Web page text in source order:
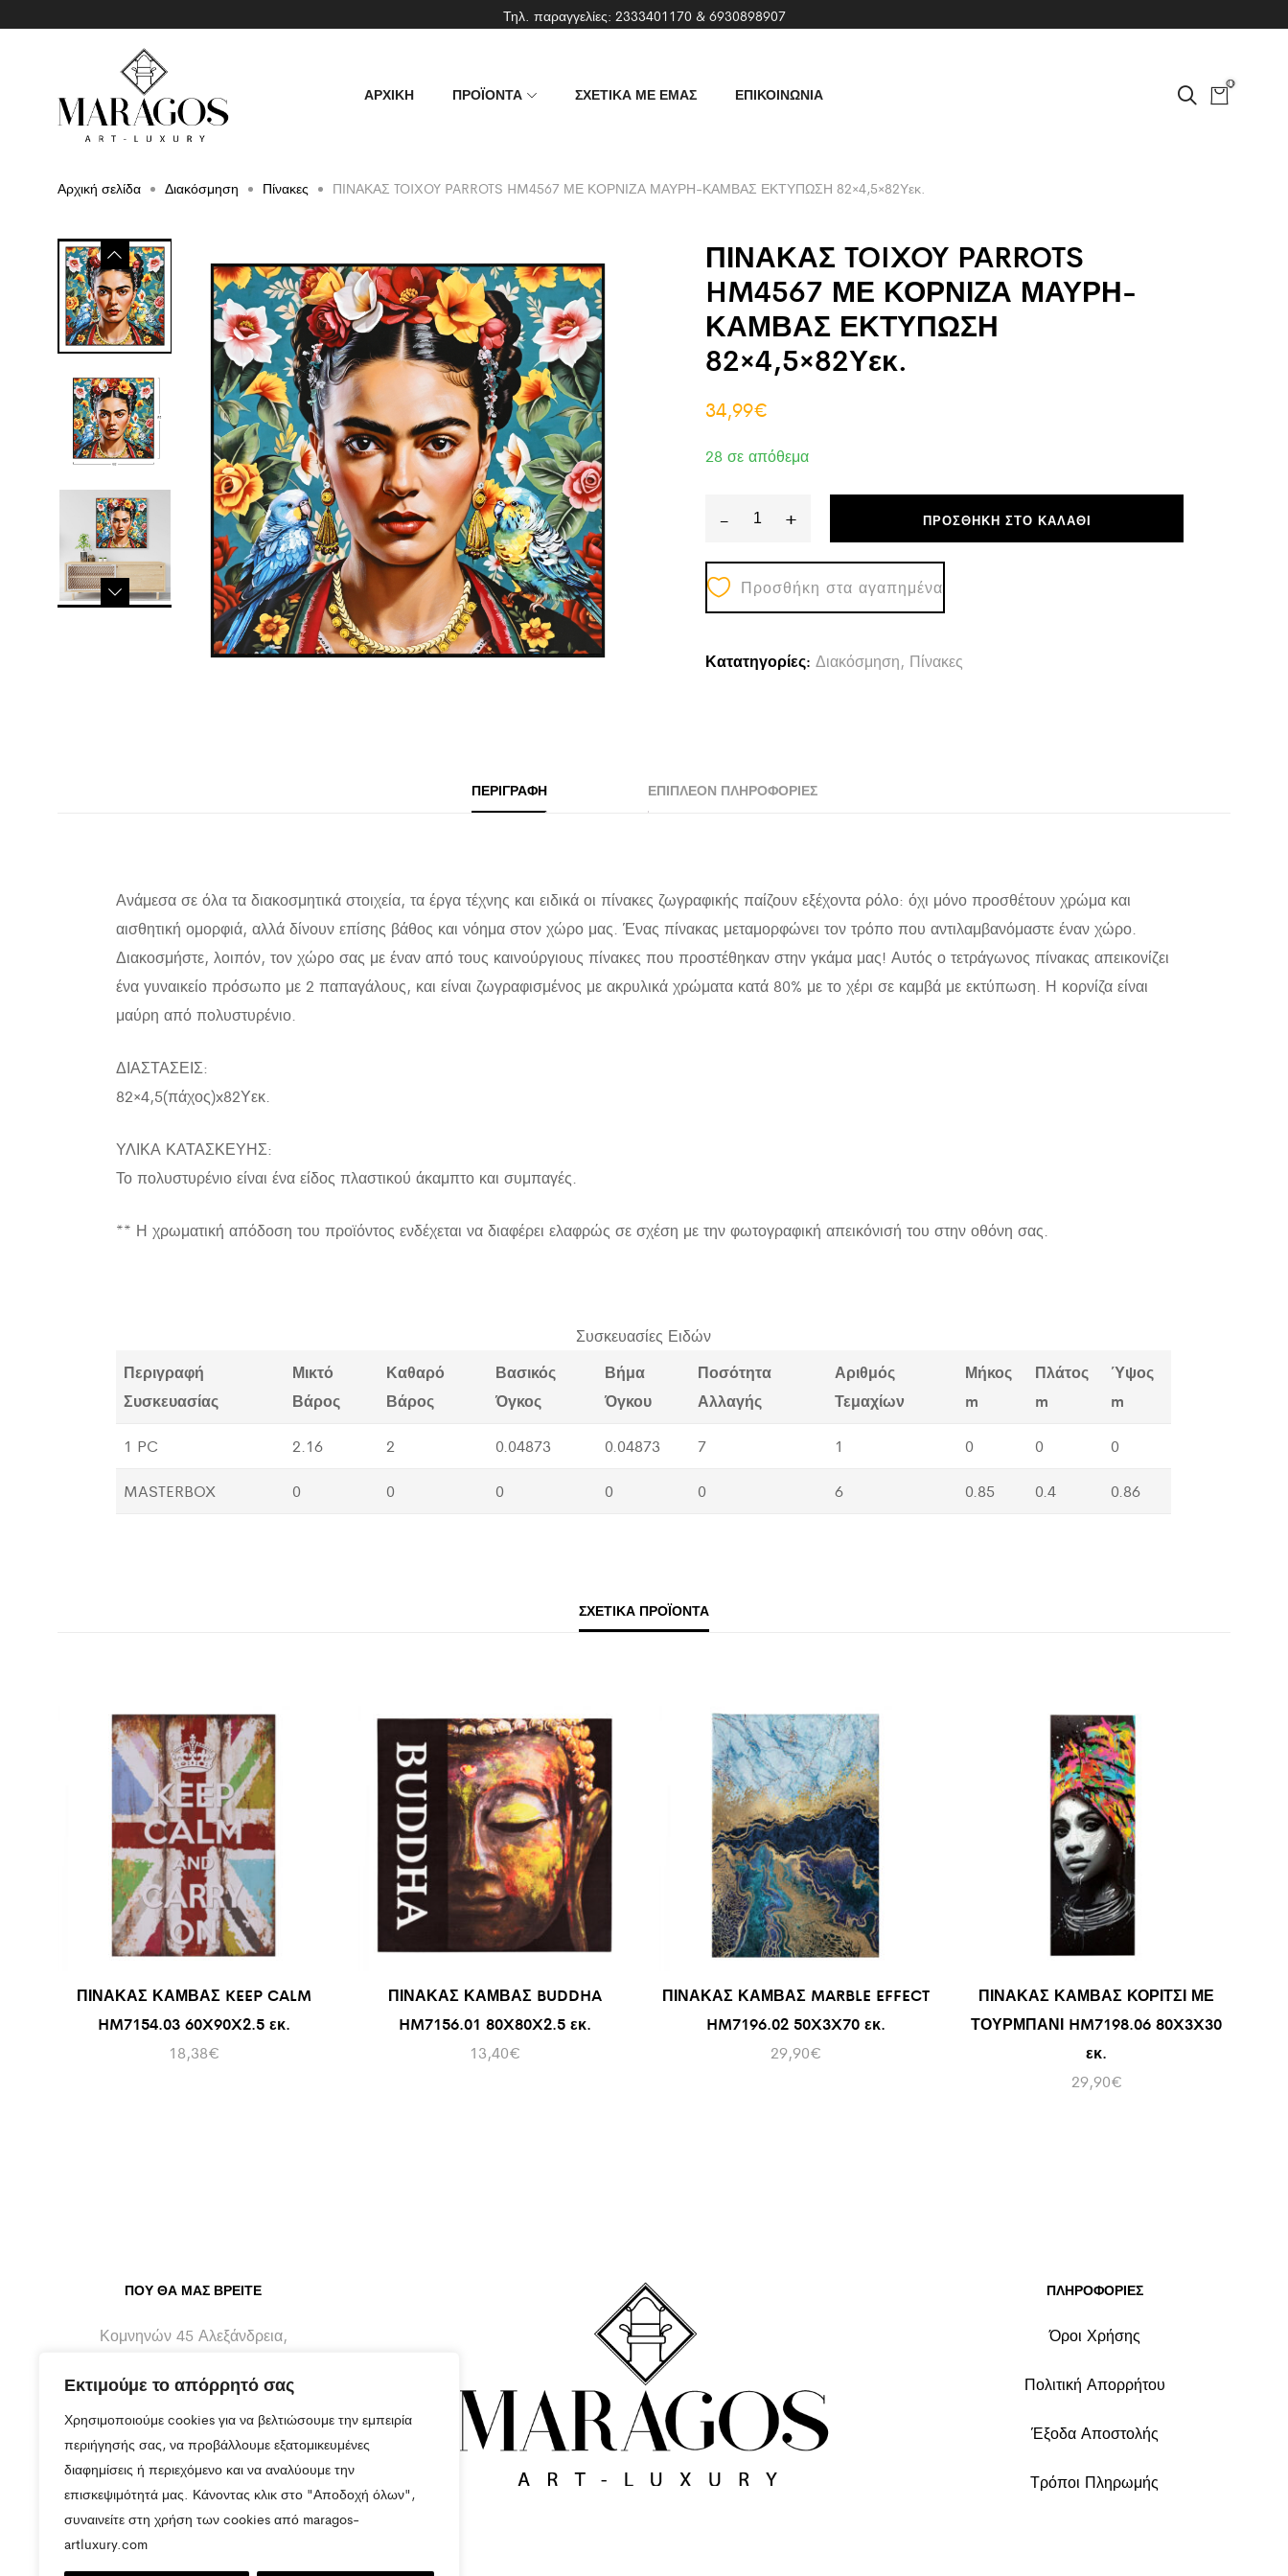
Εκτιμούμε το απόρρητό σας
Χρησιμοποιούμε cookies για να βελτιώσουμε την εμπειρία
περιήγησής σας, να προβάλλουμε εξατομικευμένες
διαφημίσεις ή περιεχόμενο και να αναλύουμε την
επισκεψιμότητά μας. Κάνοντας κλικ στο "Αποδοχή όλων",
συναινείτε στη χρήση των cookies από maragos-
artluxury.com
Τηλ. παραγγελίες: 2333401170& 6930898907
ΑΡΧΙΚΗ ΠΡΟΪΟΝΤΑ ΣΧΕΤΙΚΑ ΜΕ ΕΜΑΣ ΕΠΙΚΟΙΝΩΝΙΑ
0
Αρχική σελίδα Διακόσμηση Πίνακες ΠΙΝΑΚΑΣ TOIXOY PARROTS HM4567 ΜΕ ΚΟΡΝΙΖΑ ΜΑΥΡΗ-ΚΑΜΒΑΣ ΕΚΤΥΠΩΣΗ 82×4,5×82Υεκ.
ΠΙΝΑΚΑΣ TOIXOY PARROTS
HM4567 ΜΕ ΚΟΡΝΙΖΑ ΜΑΥΡΗ-
ΚΑΜΒΑΣ ΕΚΤΥΠΩΣΗ
82×4,5×82Υεκ.
34,99€
28 σε απόθεμα
-
ΠΙΝΑΚΑΣ
TOIXOY
PARROTS
HM4567
ΚΟΡΝΙΖΑ
82x4,5x82Υεκ.
+ ΠΡΟΣΘΉΚΗ ΣΤΟ ΚΑΛΆΘΙ
Προσθήκη στα αγαπημένα
Κατατηγορίες: Διακόσμηση, Πίνακες
ΠΕΡΙΓΡΑΦΉ ΕΠΙΠΛΈΟΝ ΠΛΗΡΟΦΟΡΊΕΣ
Ανάμεσα σε όλα τα διακοσμητικά στοιχεία, τα έργα τέχνης και ειδικά οι πίνακες ζωγραφικής παίζουν εξέχοντα ρόλο: όχι μόνο προσθέτουν χρώμα και
αισθητική ομορφιά, αλλά δίνουν επίσης βάθος και νόημα στον χώρο μας. Ένας πίνακας μεταμορφώνει τον τρόπο που αντιλαμβανόμαστε έναν χώρο.
Διακοσμήστε, λοιπόν, τον χώρο σας με έναν από τους καινούργιους πίνακες που προστέθηκαν στην γκάμα μας! Αυτός ο τετράγωνος πίνακας απεικονίζει
ένα γυναικείο πρόσωπο με 2 παπαγάλους, και είναι ζωγραφισμένος με ακρυλικά χρώματα κατά 80% με το χέρι σε καμβά με εκτύπωση. Η κορνίζα είναι
μαύρη από πολυστυρένιο.
ΔΙΑΣΤΑΣΕΙΣ:
82×4,5(πάχος)x82Υεκ.
ΥΛΙΚΑ ΚΑΤΑΣΚΕΥΗΣ:
Το πολυστυρένιο είναι ένα είδος πλαστικού άκαμπτο και συμπαγές.
** Η χρωματική απόδοση του προϊόντος ενδέχεται να διαφέρει ελαφρώς σε σχέση με την φωτογραφική απεικόνισή του στην οθόνη σας.
Συσκευασίες Ειδών
Περιγραφή
Συσκευασίας
Μικτό
Βάρος
Καθαρό
Βάρος
Βασικός
Όγκος
Βήμα
Όγκου
Ποσότητα
Αλλαγής
Αριθμός
Τεμαχίων
Μήκος
m
Πλάτος
m
Ύψος
m
1 PC 2.16 2 0.04873 0.04873 7 1 0 0 0
MASTERBOX 0 0 0 0 0 6 0.85 0.4 0.86
ΣΧΕΤΙΚΆ ΠΡΟΪΌΝΤΑ
ΠΙΝΑΚΑΣ ΚΑΜΒΑΣ KEEP CALM
HM7154.03 60X90X2.5 εκ.
18,38€
ΠΙΝΑΚΑΣ ΚΑΜΒΑΣ BUDDHA
HM7156.01 80X80X2.5 εκ.
13,40€
ΠΙΝΑΚΑΣ ΚΑΜΒΑΣ MARBLE EFFECT
HM7196.02 50X3X70 εκ.
29,90€
ΠΙΝΑΚΑΣ ΚΑΜΒΑΣ ΚΟΡΙΤΣΙ ΜΕ
ΤΟΥΡΜΠΑΝΙ HM7198.06 80X3X30
εκ.
29,90€
ΠΟΥ ΘΑ ΜΑΣ ΒΡΕΊΤΕ
Κομνηνών 45 Αλεξάνδρεια,
info@maragos-artluxury.com
+30 2333401170
+30 6930898907
ΠΛΗΡΟΦΟΡΙΕΣ
Όροι Χρήσης
Πολιτική Απορρήτου
Έξοδα Αποστολής
Τρόποι Πληρωμής